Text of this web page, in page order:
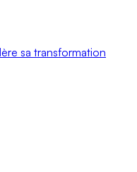
sa transformation